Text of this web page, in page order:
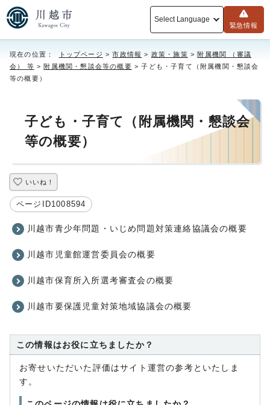
Select Language
緊急情報
現在の位置： トップページ >市政情報 > 政策・施策 >附属機関 （審議
会） 等 >附属機関・懇談会等の概要 > 子ども・子育て（附属機関・懇談会
等の概要）
子ども・子育て（附属機関・懇談会
等の概要）
いいね！
ページID1008594
川越市青少年問題・いじめ問題対策連絡協議会の概要
川越市児童館運営委員会の概要
川越市保育所入所選考審査会の概要
川越市要保護児童対策地域協議会の概要
この情報はお役に立ちましたか？
お寄せいただいた評価はサイト運営の参考といたしま
す。